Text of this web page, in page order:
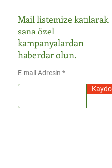
Mail listemize katılarak
sana özel
kampanyalardan
haberdar olun.
E-mail Adresin
Kaydol